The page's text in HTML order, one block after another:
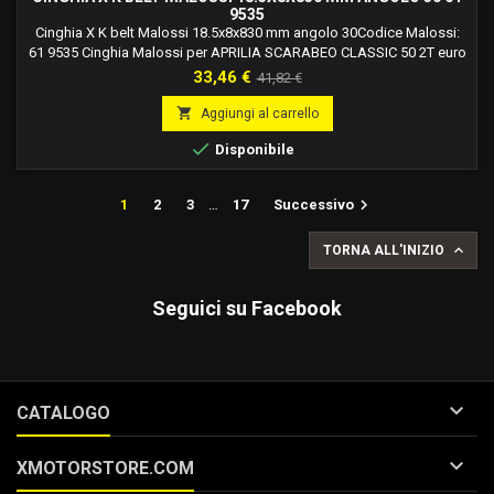
9535
Cinghia X K belt Malossi 18.5x8x830 mm angolo 30Codice Malossi:
61 9535 Cinghia Malossi per APRILIA SCARABEO CLASSIC 50 2T euro
4 2018-&gt; (CA91M). Cinghia Malossi per APRILIA SCARABEO
STREET 50 2T (PIAGGIO). Cinghia Malossi per APRILIA SCARABEO
STREET 50 2T euro 4 2018-&gt; (CA91M). Cinghia Malossi per APRILIA
SPORTCITY ONE STREET 50 2T euro 2. Cinghia...
Prezzo
33,46 € Prezzo
base
41,82 €
 Aggiungi al carrello
 Disponibile
1 2 3 17 Successivo 
TORNA ALL'INIZIO 
Seguici su Facebook
CATALOGO 
XMOTORSTORE.COM 